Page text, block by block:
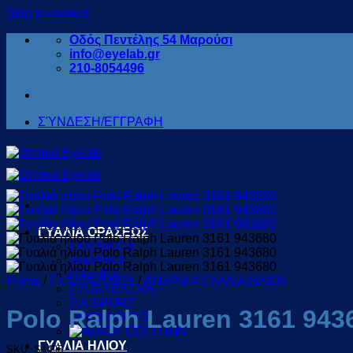
Skip to content
Οδός Πεντέλης 54 Μαρούσι
info@eyelab.gr
210-8054496
ΣΎΝΔΕΣΗ/ΕΓΓΡΑΦΗ
ΓΥΑΛΙΑ ΟΡΑΣΕΩΣ
ΓΥΝΑΙΚΕΙΑ
ΑΝΔΡΙΚΑ
ΠΑΙΔΙΚΑ
ΓΙΑ ΔΙΑΒΑΣΜΑ
ΓΙΑ SPORT
ΠΡΟΣΦΟΡΕΣ
ΓΥΑΛΙΑ ΗΛΙΟΥ
Home / ΓΥΑΛΙΑ ΗΛΙΟΥ /ΑΝΔΡΙΚΑ ΓΥΑΛΙΑ ΗΛΙΟΥ
Polo Ralph Lauren 3161
SKU: S4496